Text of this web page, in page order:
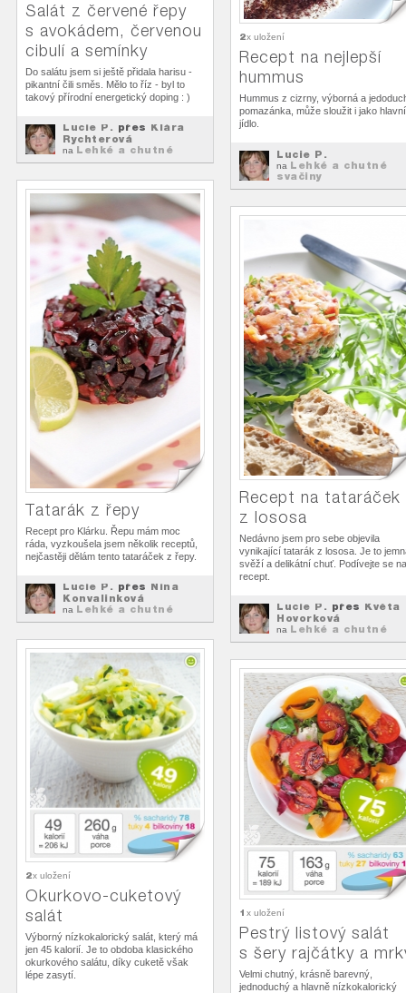
Salát z červené řepy
s avokádem, červenou
cibulí a semínky
Do salátu jsem si ještě přidala harisu -
pikantní čili směs. Mělo to říz - byl to
takový přírodní energetický doping : )
Lucie P. přes Klára
Rychterová
na Lehké a chutné
svačiny
2x uložení
Recept na nejlepší
hummus
Hummus z cizrny, výborná a
pomazánka, může sloužit i jako hlavní
jídlo.
Lucie P.
na Lehké a chutné
svačiny
Tatarák z řepy
Recept pro Klárku. Řepu mám moc
ráda, vyzkoušela jsem několik receptů,
nejčastěji dělám tento tataráček z řepy.
Lucie P. přes Nina
Konvalinková
na Lehké a chutné
svačiny
Recept na tataráček
z lososa
Nedávno jsem pro sebe objevila
vynikající tatarák z lososa. Je to
svěží a delikátní chuť. Podívejte se na
recept.
Lucie P. přes Květa
Hovorková
na Lehké a chutné
svačiny
2x uložení
Okurkovo-cuketový
salát
Výborný nízkokalorický salát, který má
jen 45 kalorií. Je to obdoba klasického
okurkového salátu, díky cuketě však
lépe zasytí.
1 x uložení
Pestrý listový salát
s šery rajčátky a
Velmi chutný, krásně barevný,
jednoduchý a hlavně nízkokalorický